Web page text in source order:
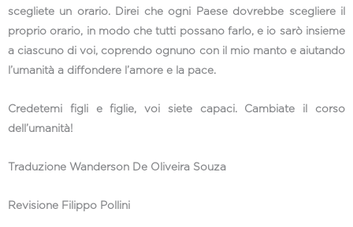
scegliete un orario. Direi che ogni Paese dovrebbe scegliere il
proprio orario, in modo che tutti possano farlo, e io sarò insieme
a ciascuno di voi, coprendo ognuno con il mio manto e aiutando
l’umanità a diffondere l’amore e la pace.
Credetemi figli e figlie, voi siete capaci. Cambiate il corso
dell’umanità!
Traduzione Wanderson De Oliveira Souza
Revisione Filippo Pollini